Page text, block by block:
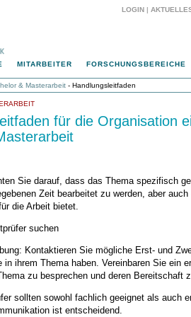
LOGIN |
MITARBEITER FORSCHUNGSBEREICHE
& Masterarbeit - Handlungsleitfaden
für die Organisation
Sie darauf, dass das Thema spezifisch
Zeit bearbeitet zu werden, aber auch
die Arbeit bietet.
suchen
Kontaktieren Sie mögliche Erst- und
in ihrem Thema haben. Vereinbaren Sie ein
zu besprechen und deren Bereitschaft
sollten sowohl fachlich geeignet als auch
ist entscheidend.